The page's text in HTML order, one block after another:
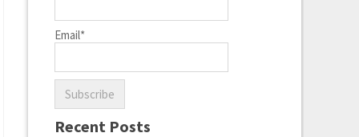
Email*
Recent Posts